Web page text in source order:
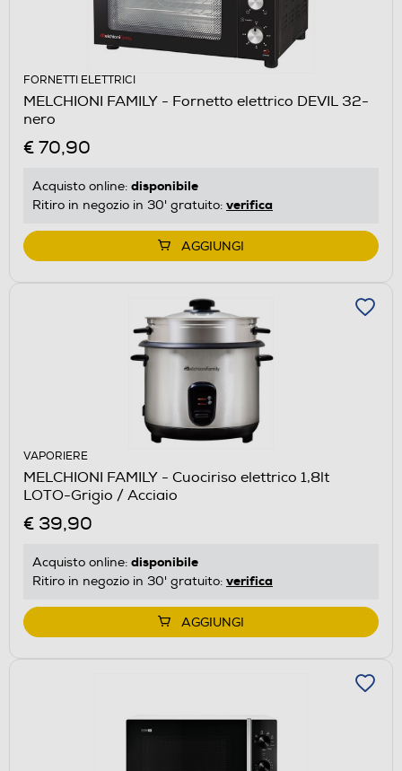
FORNETTI ELETTRICI
MELCHIONI FAMILY - Fornetto elettrico DEVIL 32-
nero
€ 70,90
Acquisto online: disponibile
Ritiro in negozio in 30' gratuito: verifica
AGGIUNGI
VAPORIERE
MELCHIONI FAMILY - Cuociriso elettrico 1,8lt
LOTO-Grigio / Acciaio
€ 39,90
Acquisto online: disponibile
Ritiro in negozio in 30' gratuito: verifica
AGGIUNGI